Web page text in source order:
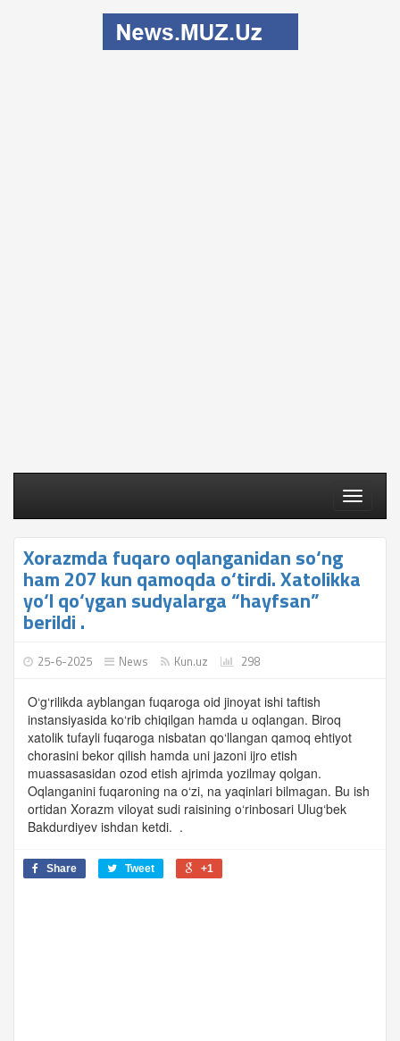
Toggle
Xorazmda fuqaro oqlanganidan so‘ng
ham 207 kun qamoqda o‘tirdi. Xatolikka
yo‘l qo‘ygan sudyalarga “hayfsan”
berildi .
25-6-2025 News Kun.uz 298
O‘g‘rilikda ayblangan fuqaroga oid jinoyat ishi taftish
instansiyasida ko‘rib chiqilgan hamda u oqlangan. Biroq
xatolik tufayli fuqaroga nisbatan qo‘llangan qamoq ehtiyot
chorasini bekor qilish hamda uni jazoni ijro etish
muassasasidan ozod etish ajrimda yozilmay qolgan.
Oqlanganini fuqaroning na o‘zi, na yaqinlari bilmagan. Bu ish
ortidan Xorazm viloyat sudi raisining o‘rinbosari Ulug‘bek
Bakdurdiyev ishdan ketdi. .
Share Tweet +1